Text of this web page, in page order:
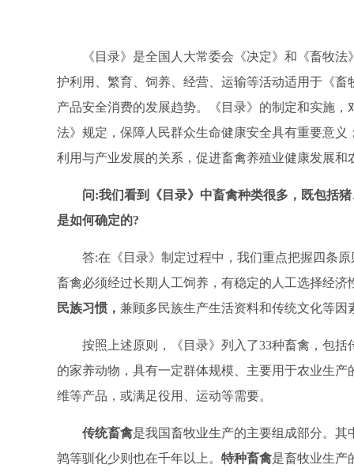
《目录》是全国人大常委会《决定》和《畜牧
护利用、繁育、饲养、经营、运输等活动适用于《
产品安全消费的发展趋势。《目录》的制定和实施
法》规定，保障人民群众生命健康安全具有重要意
利用与产业发展的关系，促进畜禽养殖业健康发展和
问:我们看到《目录》中畜禽种类很多，既包括
是如何确定的?
答:在《目录》制定过程中，我们重点把握四条原
畜禽必须经过长期人工饲养，有稳定的人工选择经济
民族习惯， 兼顾多民族生产生活资料和传统文化等因
按照上述原则，《目录》列入了33种畜禽，包括
的家养动物，具有一定群体规模、主要用于农业生
维等产品，或满足役用、运动等需要。
传统畜禽是我国畜牧业生产的主要组成部分。
鹑等驯化少则也在千年以上 。 特种畜禽是畜牧业生产